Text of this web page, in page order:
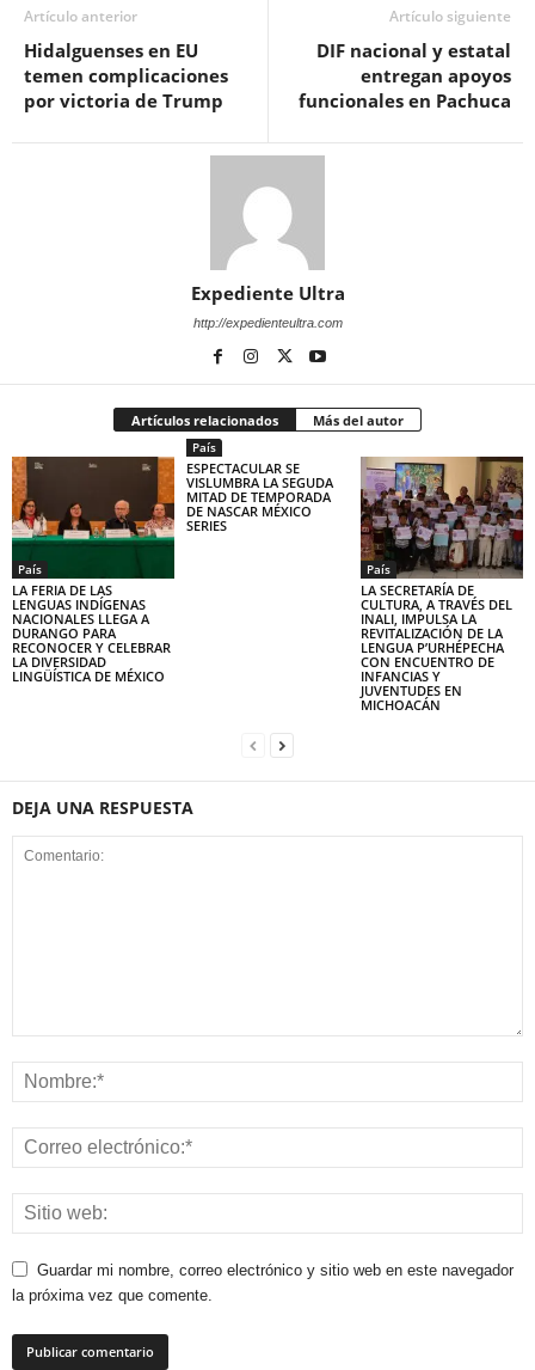
Artículo anterior
Hidalguenses en EU
temen complicaciones
por victoria de Trump
Artículo siguiente
DIF nacional y estatal
entregan apoyos
funcionales en Pachuca
Expediente Ultra
http://expedienteultra.com
Artículos relacionados Más del autor
País
LA FERIA DE LAS
LENGUAS INDÍGENAS
NACIONALES LLEGA A
DURANGO PARA
RECONOCER Y CELEBRAR
LA DIVERSIDAD
LINGÜÍSTICA DE MÉXICO
País
ESPECTACULAR SE
VISLUMBRA LA SEGUDA
MITAD DE TEMPORADA
DE NASCAR MÉXICO
SERIES
País
LA SECRETARÍA DE
CULTURA, A TRAVÉS DEL
INALI, IMPULSA LA
REVITALIZACIÓN DE LA
LENGUA P’URHÉPECHA
CON ENCUENTRO DE
INFANCIAS Y
JUVENTUDES EN
MICHOACÁN
DEJA UNA RESPUESTA
Guardar mi nombre, correo electrónico y sitio web en este navegador
la próxima vez que comente.